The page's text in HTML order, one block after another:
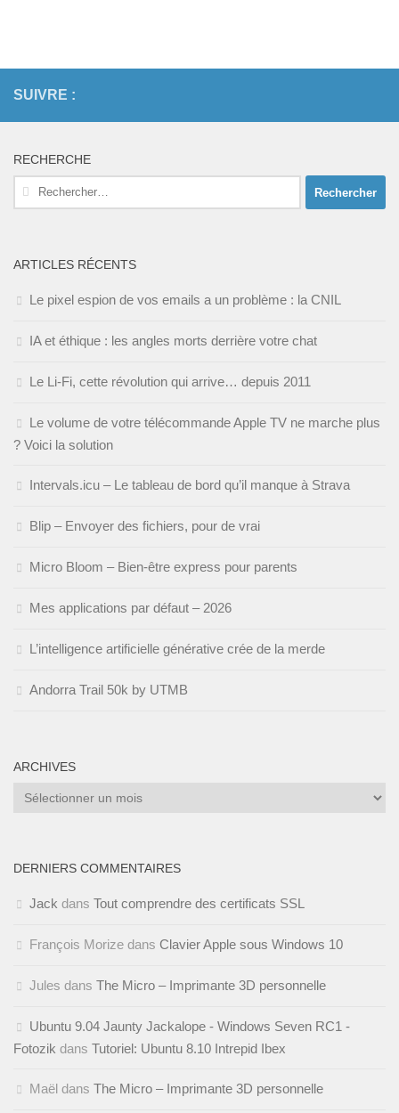
SUIVRE :
RECHERCHE
Rechercher :
ARTICLES RÉCENTS
Le pixel espion de vos emails a un problème : la CNIL
IA et éthique : les angles morts derrière votre chat
Le Li-Fi, cette révolution qui arrive… depuis 2011
Le volume de votre télécommande Apple TV ne marche plus
? Voici la solution
Intervals.icu – Le tableau de bord qu’il manque à Strava
Blip – Envoyer des fichiers, pour de vrai
Micro Bloom – Bien-être express pour parents
Mes applications par défaut – 2026
L’intelligence artificielle générative crée de la merde
Andorra Trail 50k by UTMB
ARCHIVES
Archives
DERNIERS COMMENTAIRES
Jack dans Tout comprendre des certificats SSL
François Morize dans Clavier Apple sous Windows 10
Jules dans The Micro – Imprimante 3D personnelle
Ubuntu 9.04 Jaunty Jackalope - Windows Seven RC1 -
Fotozik dans Tutoriel: Ubuntu 8.10 Intrepid Ibex
Maël dans The Micro – Imprimante 3D personnelle